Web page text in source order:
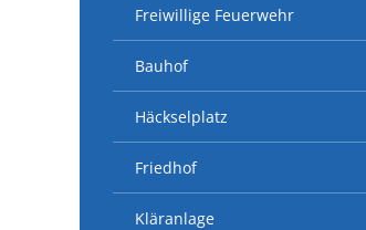
Freiwillige Feuerwehr
Bauhof
Häckselplatz
Friedhof
Kläranlage